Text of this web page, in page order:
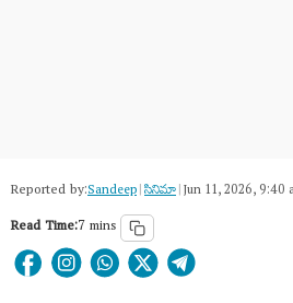
Reported by:Sandeep|సినిమా|Jun 11, 2026, 9:40
Read Time:7 mins